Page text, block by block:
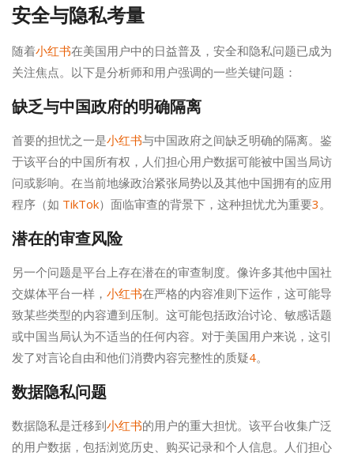
安全与隐私考量
随着小红书在美国用户中的日益普及，安全和隐私问题已成为
关注焦点。以下是分析师和用户强调的一些关键问题：
缺乏与中国政府的明确隔离
首要的担忧之一是小红书与中国政府之间缺乏明确的隔离。鉴
于该平台的中国所有权，人们担心用户数据可能被中国当局访
问或影响。在当前地缘政治紧张局势以及其他中国拥有的应用
程序（如 TikTok）面临审查的背景下，这种担忧尤为重要3。
潜在的审查风险
另一个问题是平台上存在潜在的审查制度。像许多其他中国社
交媒体平台一样， 小红书在严格的内容准则下运作，这可能导
致某些类型的内容遭到压制。这可能包括政治讨论、敏感话题
或中国当局认为不适当的任何内容。对于美国用户来说，这引
发了对言论自由和他们消费内容完整性的质疑4。
数据隐私问题
数据隐私是迁移到小红书的用户的重大担忧。该平台收集广泛
的用户数据，包括浏览历史、购买记录和个人信息。人们担心